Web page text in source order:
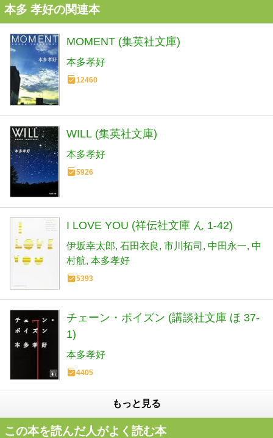
本多 孝好の関連本
MOMENT (集英社文庫)
本多孝好
12460
WILL (集英社文庫)
本多孝好
5926
I LOVE YOU (祥伝社文庫 ん 1-42)
伊坂幸太郎 石田衣良 市川拓司 中田永一 中
村航 本多孝好
5393
チェーン・ポイズン (講談社文庫 ほ 37-
1)
本多孝好
4405
もっと見る
この本を読んだ人がよく読む本